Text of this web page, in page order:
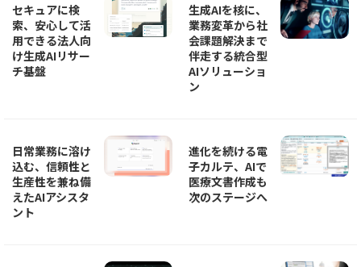
セキュアに検
索、安心して活
用できる法人向
け生成AIリサー
チ基盤
生成AIを核に、
業務変革から社
会課題解決まで
伴走する統合型
AIソリューショ
ン
日常業務に溶け
込む、信頼性と
生産性を兼ね備
えたAIアシスタ
ント
進化を続ける電
子カルテ、AIで
医療文書作成も
次のステージへ